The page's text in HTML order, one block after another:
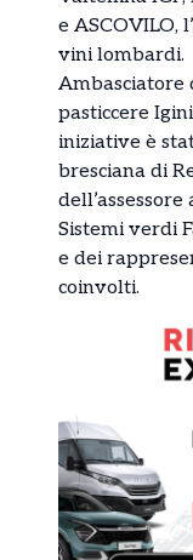
e ASCOVILO,
vini lombardi.
Ambasciatore
pasticcere
iniziative è
bresciana di
Sistemi verdi
e dei
coinvolti.